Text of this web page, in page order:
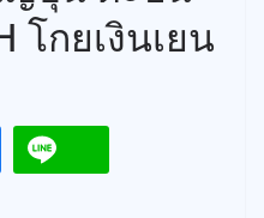
โกยเงินเยน